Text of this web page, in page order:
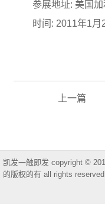
参展地址: 美国
时间: 2011年1月
上一篇
凯发一触即发 copyright ©
的版权的有 all rights